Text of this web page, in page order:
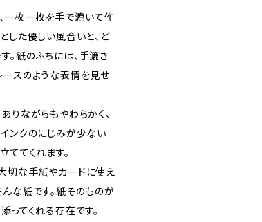
一枚一枚を手で漉いて作
した優しい風合いと、ど
。紙のふちには、手漉き
ースのような表情を見せ
りながらもやわらかく、
ンクのにじみが少ない
ててくれます。
切な手紙やカードに使え
な紙です。紙そのものが
ってくれる存在です。